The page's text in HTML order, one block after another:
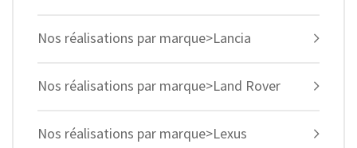
Nos réalisations par marque>Lancia
Nos réalisations par marque>Land Rover
Nos réalisations par marque>Lexus